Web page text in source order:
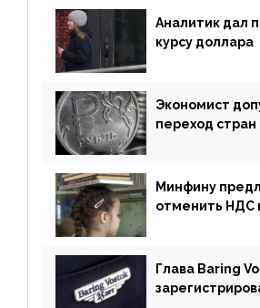
Аналитик дал
курсу доллара
Экономист
переход стран
Минфину
отменить НДС
Глава Baring